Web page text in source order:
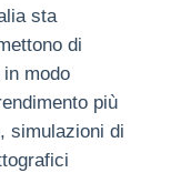
sta
di
modo
più
simulazioni di